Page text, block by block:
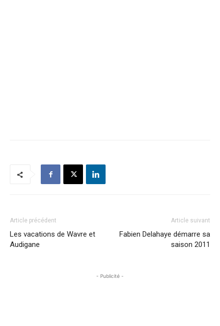
Article précédent
Les vacations de Wavre et
Audigane
Article suivant
Fabien Delahaye démarre sa
saison 2011
- Publicité -